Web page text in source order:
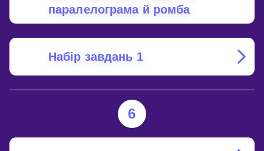
паралелограма й ромба
Набір завдань 1
6